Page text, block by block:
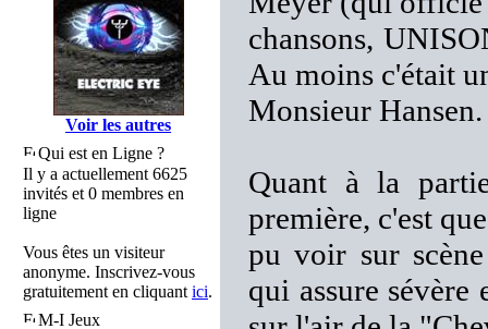
Voir les autres
Qui est en Ligne ?
Il y a actuellement 6625
invités et 0 membres en
ligne
Vous êtes un visiteur
anonyme. Inscrivez-vous
gratuitement en cliquant ici.
M-I Jeux
chansons,
Au moins c'était
Monsieur Hansen.
Quant à la
première, c'est
pu voir sur
qui assure sévère